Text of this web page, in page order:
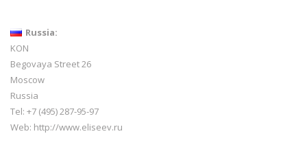
Russia:
KON
Begovaya Street 26
Moscow
Russia
Tel: +7 (495) 287-95-97
Web: http://www.eliseev.ru